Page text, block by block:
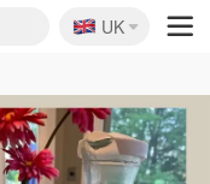
🇬🇧
UK